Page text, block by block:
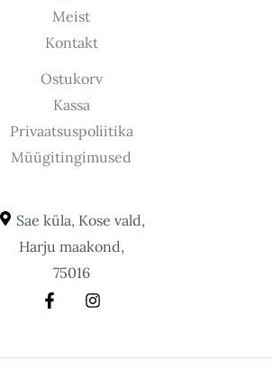
Meist
Kontakt
Ostukorv
Kassa
Privaatsuspoliitika
Müügitingimused
Sae küla, Kose vald,
Harju maakond,
75016